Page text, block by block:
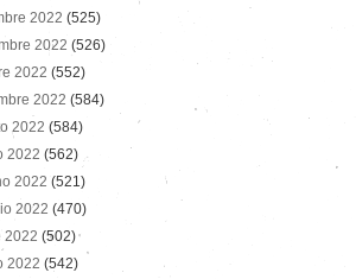
2022 (525)
2022 (526)
2022 (552)
2022 (584)
2022 (584)
2022 (562)
2022 (521)
2022 (470)
2022 (502)
2022 (542)